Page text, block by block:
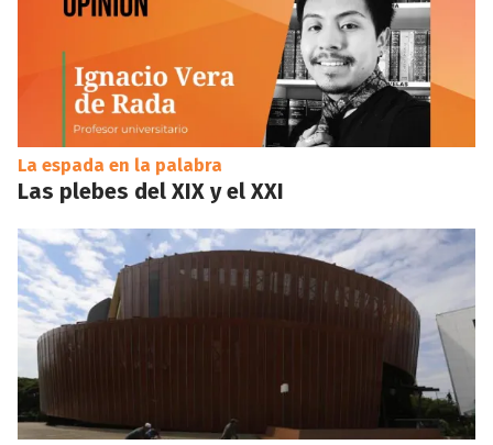
La espada en la palabra
Las plebes del XIX y el XXI